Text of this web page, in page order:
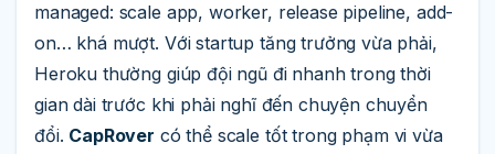
managed: scale app, worker, release pipeline, add-
on… khá mượt. Với startup tăng trưởng vừa phải,
Heroku thường giúp đội ngũ đi nhanh trong thời
gian dài trước khi phải nghĩ đến chuyện chuyển
đổi. CapRover có thể scale tốt trong phạm vi vừa